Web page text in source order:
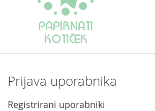
Prijava uporabnika
Registrirani uporabniki